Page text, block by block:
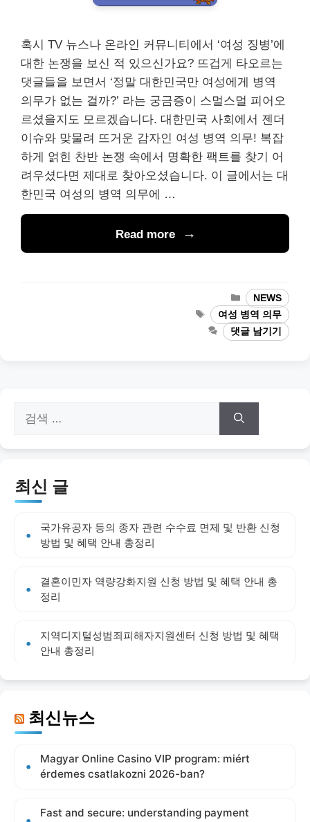
혹시 TV 뉴스나 온라인 커뮤니티에서 ‘여성 징병’에
대한 논쟁을 보신 적 있으신가요? 뜨겁게 타오르는
댓글들을 보면서 ‘정말 대한민국만 여성에게 병역
의무가 없는 걸까?’ 라는 궁금증이 스멀스멀 피어오
르셨을지도 모르겠습니다. 대한민국 사회에서 젠더
이슈와 맞물려 뜨거운 감자인 여성 병역 의무! 복잡
하게 얽힌 찬반 논쟁 속에서 명확한 팩트를 찾기 어
려우셨다면 제대로 찾아오셨습니다. 이 글에서는 대
한민국 여성의 병역 의무에 …
Read more
카
테
고
리
NEWS
태
그
여성 병역 의무
댓글 남기기
색:
최신 글
국가유공자 등의 종자 관련 수수료 면제 및 반환 신청
방법 및 혜택 안내 총정리
결혼이민자 역량강화지원 신청 방법 및 혜택 안내 총
정리
지역디지털성범죄피해자지원센터 신청 방법 및 혜택
안내 총정리
최신뉴스
Magyar Online Casino VIP program: miért
érdemes csatlakozni 2026-ban?
Fast and secure: understanding payment